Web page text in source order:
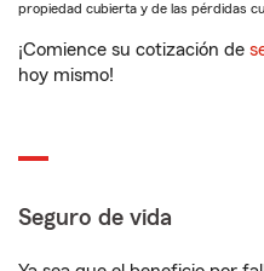
propiedad cubierta y de las pérdidas
¡Comience su cotización de
hoy mismo!
Seguro de vida